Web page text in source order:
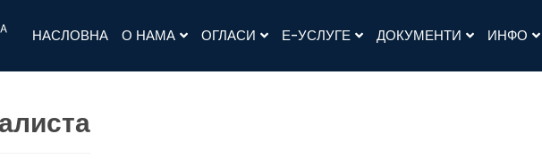
НАСЛОВНА О НАМА ОГЛАСИ Е-УСЛУГЕ ДОКУМЕНТИ ИНФО